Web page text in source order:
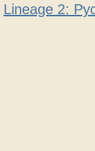
Lineage 2: